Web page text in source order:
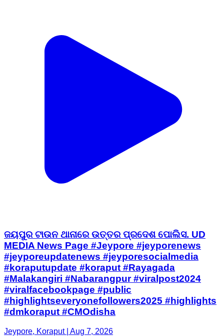
ଜୟପୁର ଟାଉନ ଥାନାରେ ଉତ୍ତର ପ୍ରଦେଶ ପୋଲିସ. UD
MEDIA News Page #Jeypore #jeyporenews
#jeyporeupdatenews #jeyporesocialmedia
#koraputupdate #koraput #Rayagada
#Malakangiri #Nabarangpur #viralpost2024
#viralfacebookpage #public
#highlightseveryonefollowers2025 #highlights
#dmkoraput #CMOdisha
Jeypore, Koraput | Aug 7, 2026